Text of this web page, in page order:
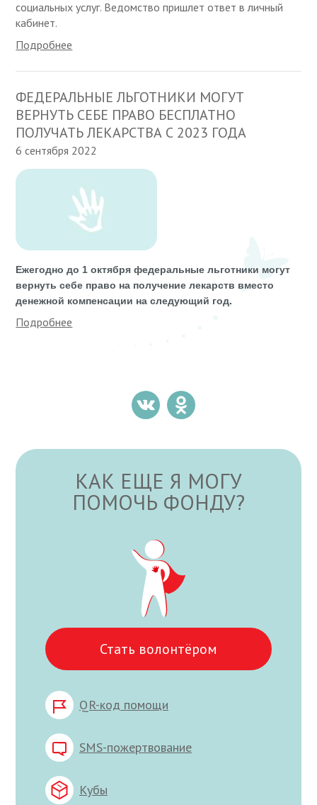
социальных услуг. Ведомство пришлет ответ в личный
кабинет.
Подробнее
ФЕДЕРАЛЬНЫЕ ЛЬГОТНИКИ МОГУТ
ВЕРНУТЬ СЕБЕ ПРАВО БЕСПЛАТНО
ПОЛУЧАТЬ ЛЕКАРСТВА С 2023 ГОДА
6 сентября 2022
Ежегодно до 1 октября федеральные льготники могут
вернуть себе право на получение лекарств вместо
денежной компенсации на следующий год.
Подробнее
КАК ЕЩЕ Я МОГУ
ПОМОЧЬ ФОНДУ?
Стать волонтёром
QR-код помощи
SMS-пожертвование
Кубы